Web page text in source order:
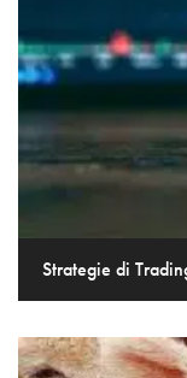
Strategie di